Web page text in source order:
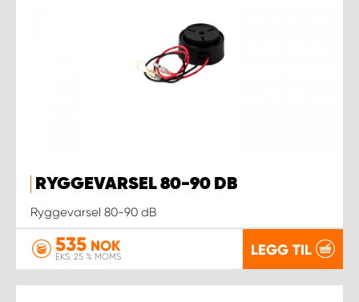
RYGGEVARSEL 80-90 DB
Ryggevarsel 80-90 dB
535 NOK
EKS. 25 % MOMS LEGG TIL